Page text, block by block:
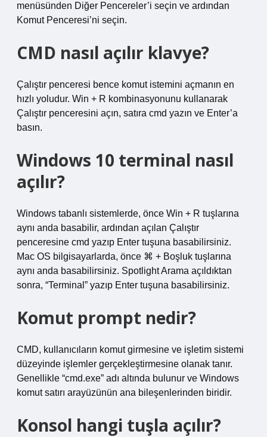
menüsünden Diğer Pencereler’i seçin ve ardından
Komut Penceresi’ni seçin.
CMD nasıl açılır klavye?
Çalıştır penceresi bence komut istemini açmanın en
hızlı yoludur. Win + R kombinasyonunu kullanarak
Çalıştır penceresini açın, satıra cmd yazın ve Enter’a
basın.
Windows 10 terminal nasıl
açılır?
Windows tabanlı sistemlerde, önce Win + R tuşlarına
aynı anda basabilir, ardından açılan Çalıştır
penceresine cmd yazıp Enter tuşuna basabilirsiniz.
Mac OS bilgisayarlarda, önce ⌘ + Boşluk tuşlarına
aynı anda basabilirsiniz. Spotlight Arama açıldıktan
sonra, “Terminal” yazıp Enter tuşuna basabilirsiniz.
Komut prompt nedir?
CMD, kullanıcıların komut girmesine ve işletim sistemi
düzeyinde işlemler gerçekleştirmesine olanak tanır.
Genellikle “cmd.exe” adı altında bulunur ve Windows
komut satırı arayüzünün ana bileşenlerinden biridir.
Konsol hangi tuşla açılır?